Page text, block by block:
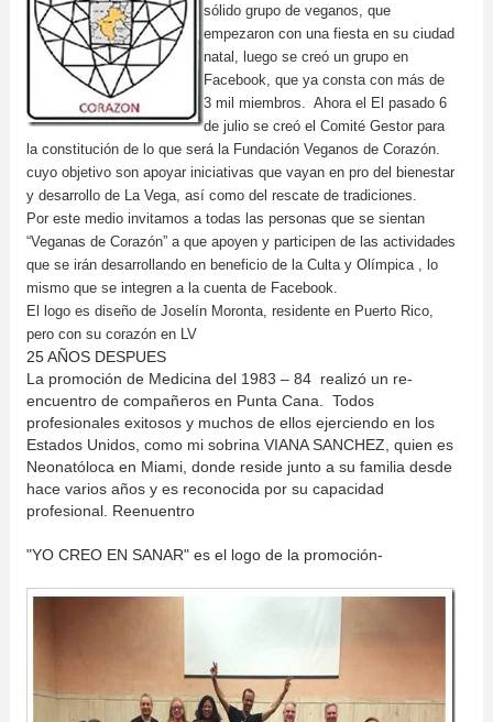
sólido grupo de veganos, que
empezaron con una fiesta en su ciudad
natal, luego se creó un grupo en
Facebook, que ya consta con más de
3 mil miembros. Ahora el El pasado 6
de julio se creó el Comité Gestor para
la constitución de lo que será la Fundación Veganos de Corazón.
cuyo objetivo son apoyar iniciativas que vayan en pro del bienestar
y desarrollo de La Vega, así como del rescate de tradiciones.
Por este medio invitamos a todas las personas que se sientan
“Veganas de Corazón” a que apoyen y participen de las actividades
que se irán desarrollando en beneficio de la Culta y Olímpica , lo
mismo que se integren a la cuenta de Facebook.
El logo es diseño de Joselín Moronta, residente en Puerto Rico,
pero con su corazón en LV
25 AÑOS DESPUES
La promoción de Medicina del 1983 – 84 realizó un re-
encuentro de compañeros en Punta Cana. Todos
profesionales exitosos y muchos de ellos ejerciendo en los
Estados Unidos, como mi sobrina VIANA SANCHEZ, quien es
Neonatóloca en Miami, donde reside junto a su familia desde
hace varios años y es reconocida por su capacidad
profesional. Reenuentro
"YO CREO EN SANAR" es el logo de la promoción-